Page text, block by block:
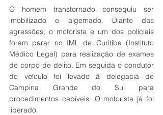
O homem transtornado conseguiu ser
imobilizado e algemado. Diante das
agressões, o motorista e um dos policiais
foram parar no IML de Curitiba (Instituto
Médico Legal) para realização de exames
de corpo de delito. Em seguida o condutor
do veículo foi levado à delegacia de
Campina Grande do Sul para
procedimentos cabíveis. O motorista já foi
liberado.